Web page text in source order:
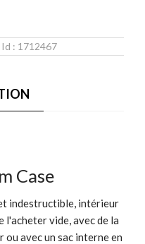
Id : 1712467
Case
indestructible, intérieur
l'acheter vide, avec de la
avec un sac interne en